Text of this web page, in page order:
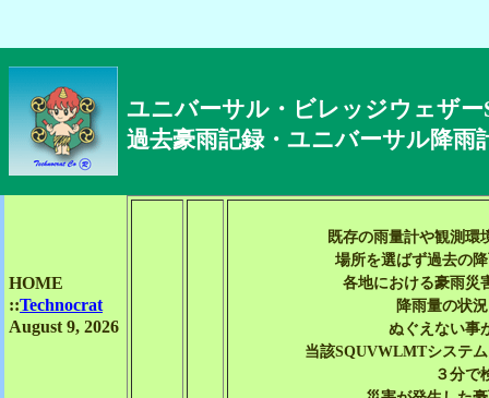
ユニバーサル・ビレッジウェザー
過去豪雨記録・ユニバーサル降雨
HOME
::Technocrat
August 9, 2026
既存の雨量計や観測環
場所を選ばず過去の
各地における豪雨災
降雨量の状
ぬぐえない事
当該SQUVWLMTシステ
３分で